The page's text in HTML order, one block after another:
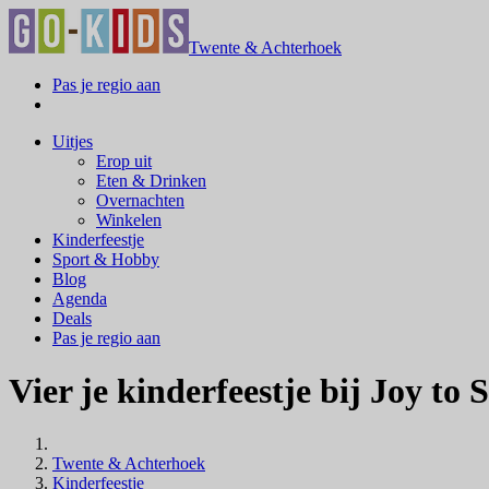
Twente & Achterhoek
Pas je regio aan
Uitjes
Erop uit
Eten & Drinken
Overnachten
Winkelen
Kinderfeestje
Sport & Hobby
Blog
Agenda
Deals
Pas je regio aan
Vier je kinderfeestje bij Joy to
Twente & Achterhoek
Kinderfeestje